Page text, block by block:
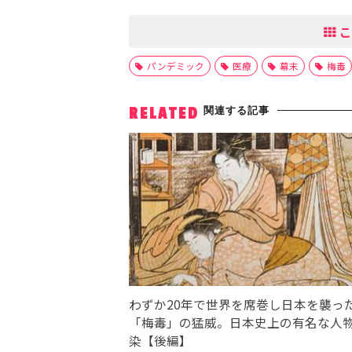
パンデミック 医療 幕末 梅毒
RELATED 関連する記事
わずか20年で世界を席巻し日本を襲っ
「梅毒」の猛威。日本史上の有名な人
染【後編】